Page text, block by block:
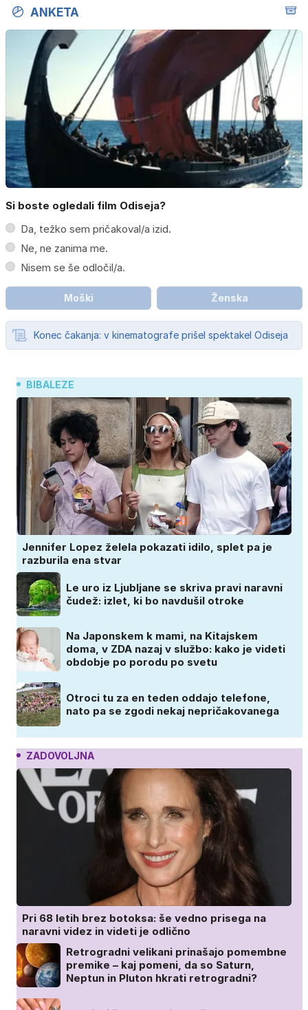
ANKETA
Si boste ogledali film Odiseja?
Da, težko sem pričakoval/a izid.
Ne, ne zanima me.
Nisem se še odločil/a.
Moški Ženska
Konec čakanja: v kinematografe prišel spektakel Odiseja
BIBALEZE
Jennifer Lopez želela pokazati idilo, splet pa je
razburila ena stvar
Le uro iz Ljubljane se skriva pravi naravni
čudež: izlet, ki bo navdušil otroke
Na Japonskem k mami, na Kitajskem
doma, v ZDA nazaj v službo: kako je videti
obdobje po porodu po svetu
Otroci tu za en teden oddajo telefone,
nato pa se zgodi nekaj nepričakovanega
ZADOVOLJNA
Pri 68 letih brez botoksa: še vedno prisega na
naravni videz in videti je odlično
Retrogradni velikani prinašajo pomembne
premike – kaj pomeni, da so Saturn,
Neptun in Pluton hkrati retrogradni?